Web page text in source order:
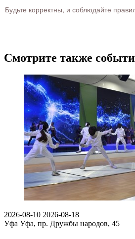
Будьте корректны, и соблюдайте
Смотрите также
2026-08-10 2026-08-18
Уфа Уфа, пр. Дружбы народов, 45